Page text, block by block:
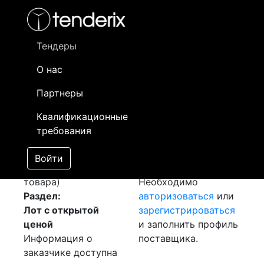
Тендеры
О нас
Партнеры
Квалификационные
требования
Войти
- активный лот
- сохраненный лот (не опубликован)
Закупка: Сварочная
проволока СВ
[Завершен]
Лот №:1408
АУКЦИОН (покупка
товара)
Раздел:
Лот с открытой
ценой
Информация о
заказчике доступна
Необходимо
авторизоваться или
зарегистрироваться
и заполнить профиль
поставщика.